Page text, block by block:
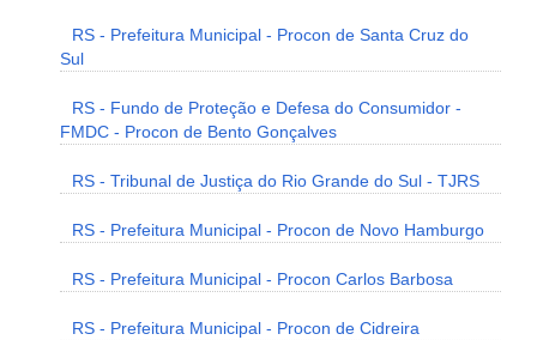
RS - Prefeitura Municipal - Procon de Santa Cruz do
Sul
RS - Fundo de Proteção e Defesa do Consumidor -
FMDC - Procon de Bento Gonçalves
RS - Tribunal de Justiça do Rio Grande do Sul - TJRS
RS - Prefeitura Municipal - Procon de Novo Hamburgo
RS - Prefeitura Municipal - Procon Carlos Barbosa
RS - Prefeitura Municipal - Procon de Cidreira